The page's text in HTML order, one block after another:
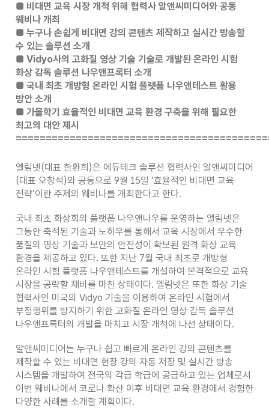
■ 비대면 교육 시장 개척 위해 협력사 알앤씨미디어와 공동
웨비나 개최
■ 누구나 손쉽게 비대면 강의 콘텐츠 제작하고 실시간 방송할
수 있는 솔루션 소개
■ Vidyo사의 고화질 영상 기술 기술로 개발된 온라인 시험
화상 감독 솔루션 나우앤프록터 소개
■ 국내 최초 개방형 온라인 시험 플랫폼 나우앤테스트 활용
방안 소개
■ 가을학기 효율적인 비대면 교육 환경 구축을 위해 필요한
최고의 대안 제시
엘림넷(대표 한환희)은 에듀테크 솔루션 협력사인 알앤씨미디어
(대표 오창석)와 공동으로 9월 15일 ‘효율적인 비대면 교육
전략’이란 주제의 웨비나를 개최한다고 한다.
국내 최초 화상회의 플랫폼 나우앤나우를 운영하는 엘림넷은
그동안 축적된 기술과 노하우를 통해서 교육 시장에서 우수한
품질의 영상 기술과 보안의 안전성이 확보된 원격 화상 교육
환경을 제공하고 있다. 또한 지난 7월 국내 최초로 개방형
온라인 시험 플랫폼 나우앤테스트를 개설하여 본격적으로 교육
시장을 공략할 채비를 마친 상태이다. 엘림넷은 또한 화상 기술
협력사인 미국의 Vidyo 기술을 이용하여 온라인 시험에서
부정행위를 방지하기 위한 고화질 온라인 영상 감독 솔루션
나우앤프록터의 개발을 마치고 시장 개척에 나선 상태이다.
알앤씨미디어는 누구나 쉽고 빠르게 온라인 강의 콘텐츠를
제작할 수 있는 비대면 현장 강의 자동 저장 및 실시간 방송
시스템을 개발하여 전국의 각급 학급에 공급하고 있는 업체로서
이번 웨비나에서 코로나 확산 이후 비대면 교육 환경에서 경험한
다양한 사례를 소개할 계획이다.